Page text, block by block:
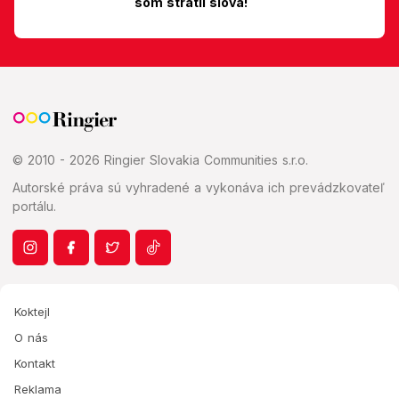
© 2010 - 2026 Ringier Slovakia Communities s.r.o.
Autorské práva sú vyhradené a vykonáva ich prevádzkovateľ
portálu.
Koktejl
O nás
Kontakt
Reklama